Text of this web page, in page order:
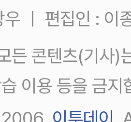
ㅣ 편집인 : 이
든 콘텐츠(기사)
이용 등을 금지